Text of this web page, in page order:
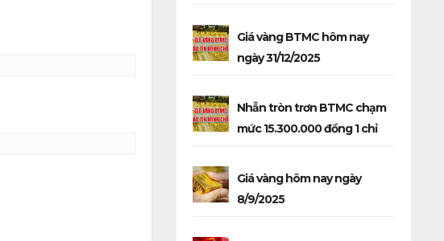
Giá vàng BTMC hôm nay
ngày 31/12/2025
Nhẫn tròn trơn BTMC chạm
mức 15.300.000 đồng 1 chỉ
Giá vàng hôm nay ngày
8/9/2025